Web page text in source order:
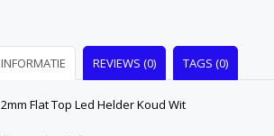
INFORMATIE REVIEWS (0) TAGS (0)
2mm Flat Top Led Helder Koud Wit